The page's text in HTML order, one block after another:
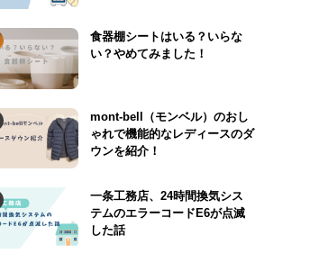
食器棚シートはいる？いらな
い？やめてみました！
mont-bell（モンベル）のおし
ゃれで機能的なレディースのダ
ウンを紹介！
一条工務店、24時間換気シス
テムのエラーコードE6が点滅
した話